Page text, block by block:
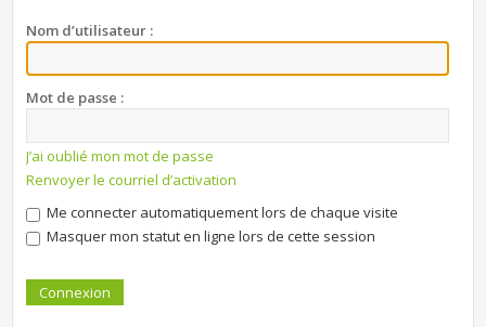
Nom d’utilisateur :
Mot de passe :
J’ai oublié mon mot de passe
Renvoyer le courriel d’activation
Me connecter automatiquement lors de chaque visite
Masquer mon statut en ligne lors de cette session